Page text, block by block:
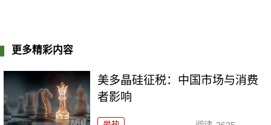
更多精彩内容
美多晶硅征税：中国市场与消费
者影响